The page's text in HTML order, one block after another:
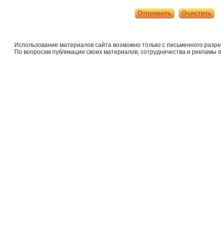
Использование материалов сайта возможно только с письменного
По вопросам публикации своих материалов, сотрудничества и